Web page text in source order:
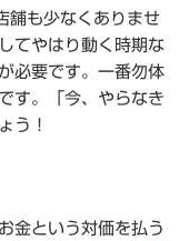
舗も少なくありませ
てやはり動く時期な
必要です。一番勿体
す。「今、やらなき
う！
金という対価を払う